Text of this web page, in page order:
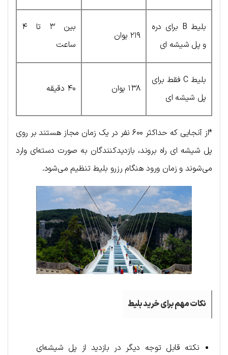
بلیط B برای دره
و پل شیشه ای
۲۱۹ یوان
بین ۳ تا ۴
ساعت
بلیط C فقط برای
پل شیشه ای
۱۳۸ یوان ۴۰ دقیقه
*از آنجایی که حداکثر ۶۰۰ نفر در یک زمان مجاز هستند بر روی
پل شیشه ای راه بروند، بازدیدکنندگان به صورت دسته‌ای وارد
می‌شوند و زمان ورود هنگام رزرو بلیط تنظیم می‌شود.
نکات مهم برای خرید بلیط
نکته قابل توجه دیگر در بازدید از پل شیشه‌ای